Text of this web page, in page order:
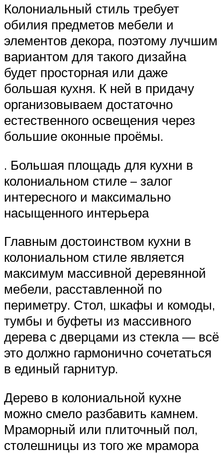
Колониальный стиль требует
обилия предметов мебели и
элементов декора, поэтому лучшим
вариантом для такого дизайна
будет просторная или даже
большая кухня. К ней в придачу
организовываем достаточно
естественного освещения через
большие оконные проёмы.
. Большая площадь для кухни в
колониальном стиле – залог
интересного и максимально
насыщенного интерьера
Главным достоинством кухни в
колониальном стиле является
максимум массивной деревянной
мебели, расставленной по
периметру. Стол, шкафы и комоды,
тумбы и буфеты из массивного
дерева с дверцами из стекла — всё
это должно гармонично сочетаться
в единый гарнитур.
Дерево в колониальной кухне
можно смело разбавить камнем.
Мраморный или плиточный пол,
столешницы из того же мрамора